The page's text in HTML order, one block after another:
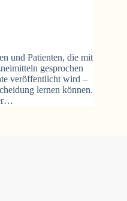
und Patienten, die mit
gesprochen
veröffentlicht wird –
lernen können.